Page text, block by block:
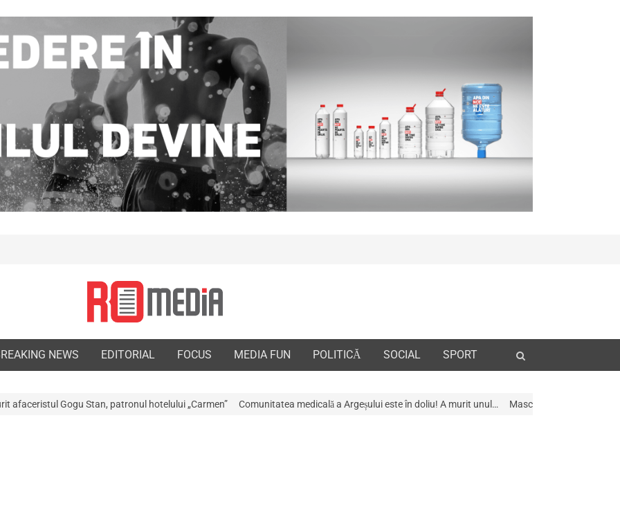
NEWS EDITORIAL FOCUS MEDIA FUN POLITICĂ SOCIAL SPORT
search
patronul hotelului „Carmen” Comunitatea medicală a Argeșului este în doliu! A murit unul… Mascații au descins la Galeria de Artã din